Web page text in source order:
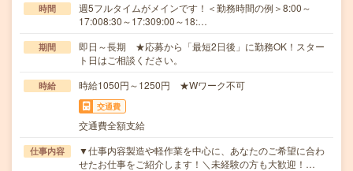
時間
週5フルタイムがメインです！＜勤務時間の例＞8:00～
17:008:30～17:309:00～18:…
期間
即日～長期 ★応募から「最短2日後」に勤務OK！スター
ト日はご相談ください。
時給 時給1050円～1250円 ★Wワーク不可
交通費
交通費全額支給
仕事内容
▼仕事内容製造や軽作業を中心に、あなたのご希望に合わ
せたお仕事をご紹介します！＼未経験の方も大歓迎！…